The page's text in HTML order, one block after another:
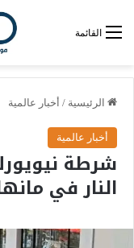
القائمة
الرئيسية / أخبار عالمية
أخبار عالمية
شرطة
النار في